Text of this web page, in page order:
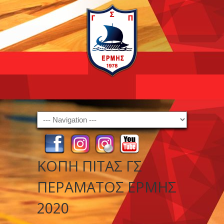
Navigation
ΚΟΠΗ ΠΙΤΑΣ ΓΣ
ΠΕΡΑΜΑΤΟΣ ΕΡΜΗΣ
2020